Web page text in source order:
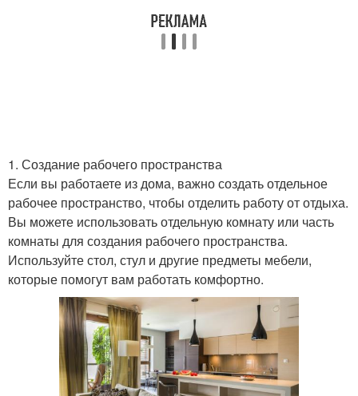
1. Создание рабочего пространства
Если вы работаете из дома, важно создать отдельное
рабочее пространство, чтобы отделить работу от отдыха.
Вы можете использовать отдельную комнату или часть
комнаты для создания рабочего пространства.
Используйте стол, стул и другие предметы мебели,
которые помогут вам работать комфортно.